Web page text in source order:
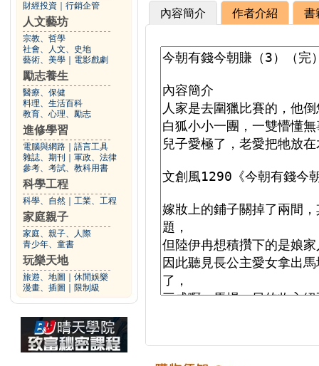
財經投資 行銷企管
人文藝坊
宗教、哲學
社會、人文、史地
藝術、美學
電影戲劇
勵志養生
醫療、保健
料理、生活百科
教育、心理、勵志
進修學習
電腦與網路
語言工具
雜誌、期刊
軍政、法律
參考、考試、教科用書
科學工程
科學、自然 工業、工程
家庭親子
家庭、親子、人際
青少年、童書
玩樂天地
旅遊、地圖
休閒娛樂
漫畫、插圖
限制級
內容簡介 作者介紹 書